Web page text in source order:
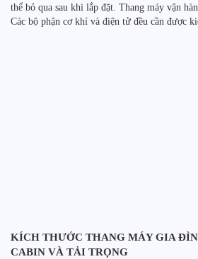
thể bỏ qua sau khi lắp đặt. Thang máy vận
Các bộ phận cơ khí và điện tử đều cần được
KÍCH THƯỚC THANG MÁY GIA
CABIN VÀ TẢI TRỌNG